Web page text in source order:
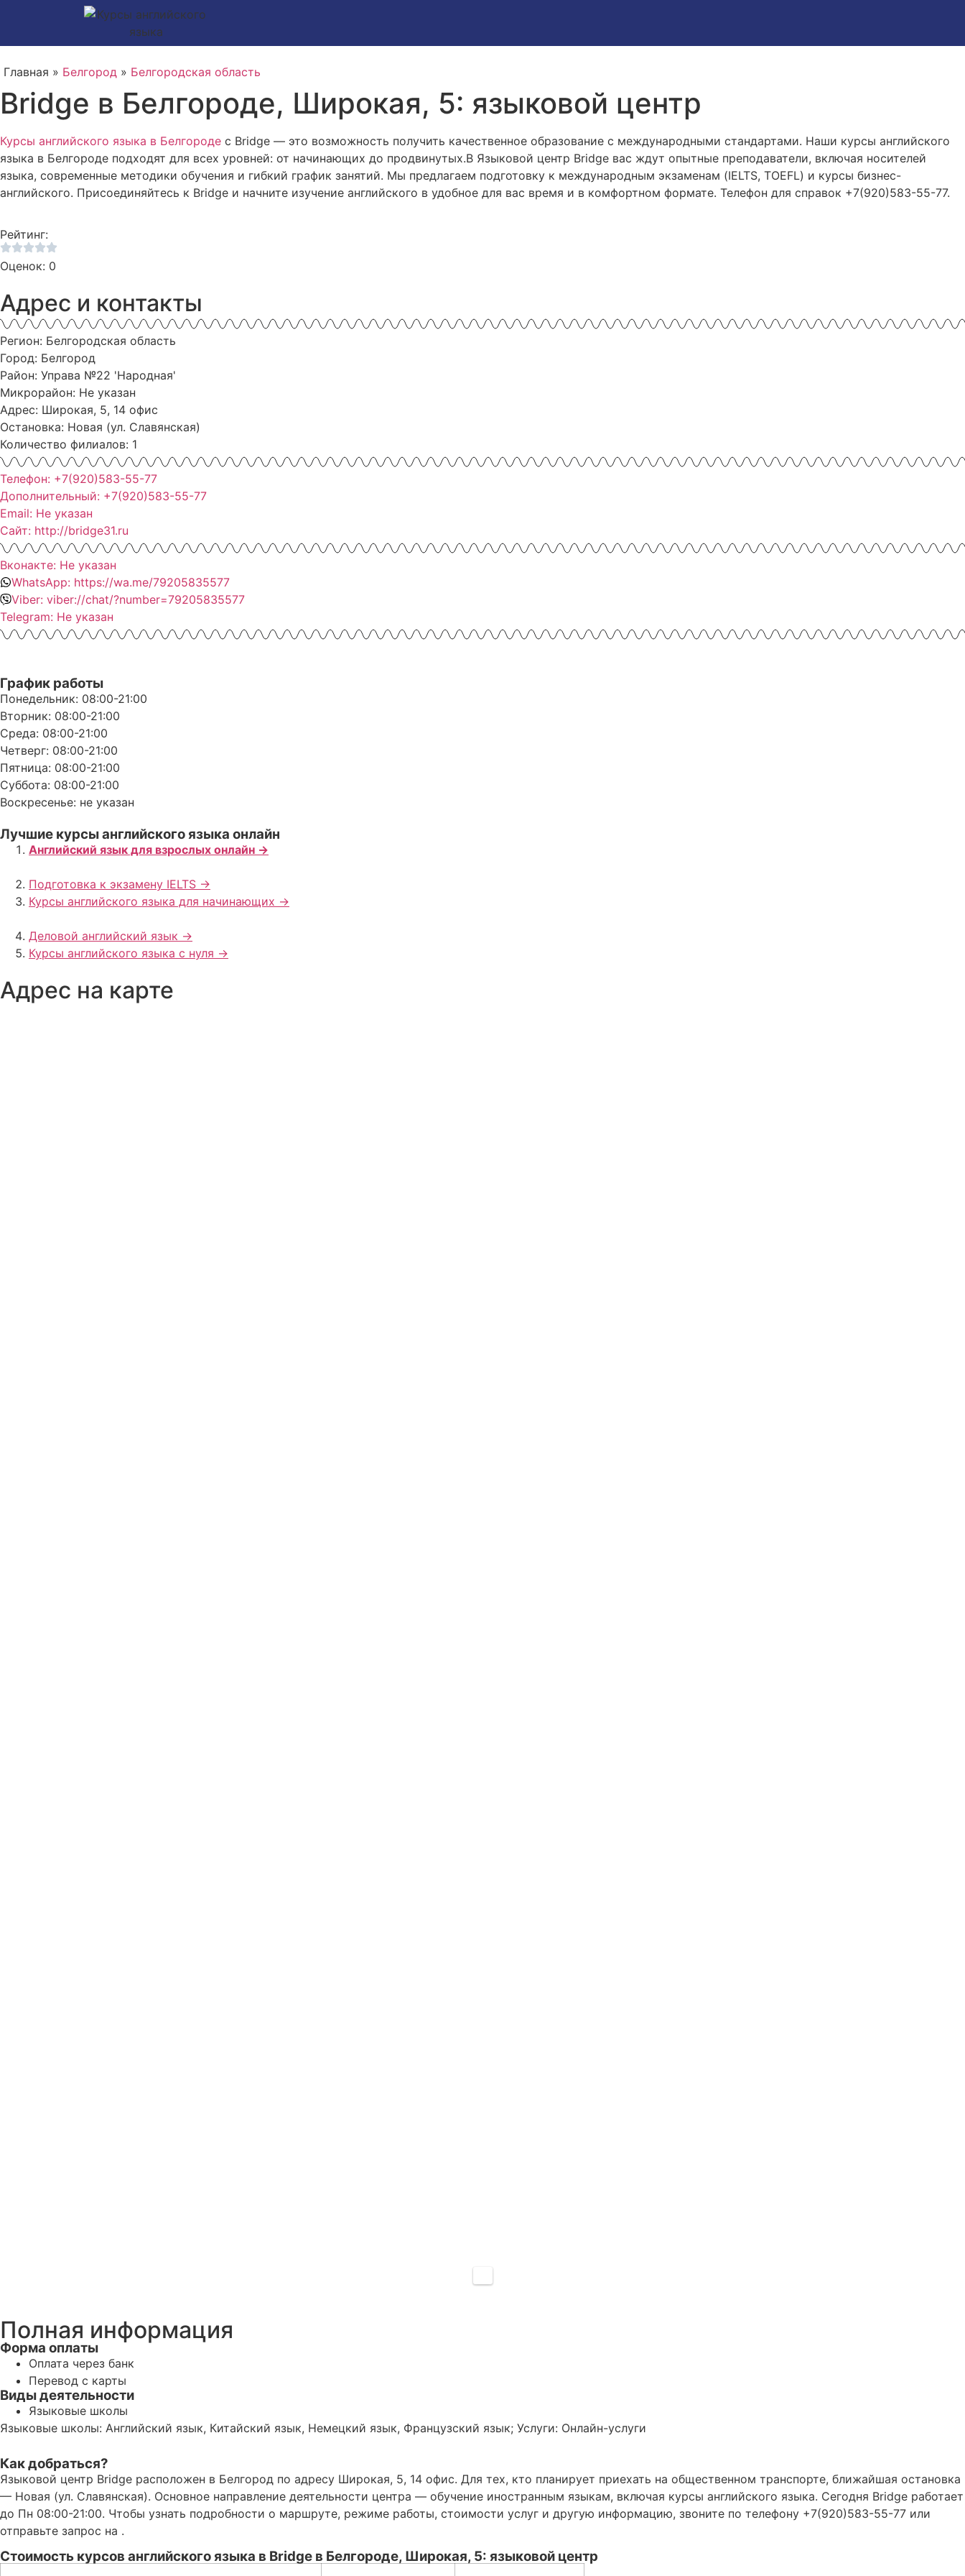
Главная » Белгород » Белгородская область
Bridge в Белгороде, Широкая, 5: языковой центр
Курсы английского языка в Белгороде с Bridge — это возможность получить качественное образование с международными стандартами. Наши курсы английского
языка в Белгороде подходят для всех уровней: от начинающих до продвинутых.В Языковой центр Bridge вас ждут опытные преподаватели, включая носителей
языка, современные методики обучения и гибкий график занятий. Мы предлагаем подготовку к международным экзаменам (IELTS, TOEFL) и курсы бизнес-
английского. Присоединяйтесь к Bridge и начните изучение английского в удобное для вас время и в комфортном формате. Телефон для справок +7(920)583-55-77.
Рейтинг:
Оценок: 0
Адрес и контакты
Регион: Белгородская область
Город: Белгород
Район: Управа №22 'Народная'
Микрорайон: Не указан
Адрес: Широкая, 5, 14 офис
Остановка: Новая (ул. Славянская)
Количество филиалов: 1
Телефон: +7(920)583-55-77
Дополнительный: +7(920)583-55-77
Email: Не указан
Сайт: http://bridge31.ru
Вконакте: Не указан
WhatsApp: https://wa.me/79205835577
Viber: viber://chat/?number=79205835577
Telegram: Не указан
График работы
Понедельник: 08:00-21:00
Вторник: 08:00-21:00
Среда: 08:00-21:00
Четверг: 08:00-21:00
Пятница: 08:00-21:00
Суббота: 08:00-21:00
Воскресенье: не указан
Лучшие курсы английского языка онлайн
Английский язык для взрослых онлайн ->
Подготовка к экзамену IELTS ->
Курсы английского языка для начинающих ->
Деловой английский язык ->
Курсы английского языка с нуля ->
Адрес на карте
Полная информация
Форма оплаты
Оплата через банк
Перевод с карты
Виды деятельности
Языковые школы
Языковые школы: Английский язык, Китайский язык, Немецкий язык, Французский язык; Услуги: Онлайн-услуги
Как добраться?
Языковой центр Bridge расположен в Белгород по адресу Широкая, 5, 14 офис. Для тех, кто планирует приехать на общественном транспорте, ближайшая остановка
— Новая (ул. Славянская). Основное направление деятельности центра — обучение иностранным языкам, включая курсы английского языка. Сегодня Bridge работает
до Пн 08:00-21:00. Чтобы узнать подробности о маршруте, режиме работы, стоимости услуг и другую информацию, звоните по телефону +7(920)583-55-77 или
отправьте запрос на .
Стоимость курсов английского языка в Bridge в Белгороде, Широкая, 5: языковой центр